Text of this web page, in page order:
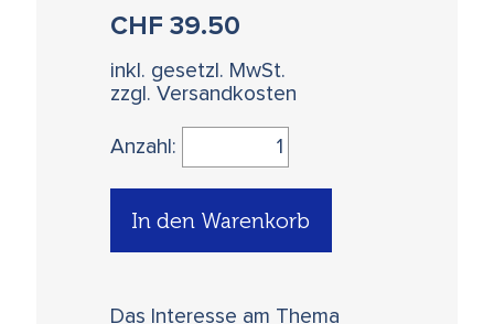
CHF39.50
inkl. gesetzl. MwSt.
zzgl. Versandkosten
Anzahl:
In den Warenkorb
Das Interesse am Thema